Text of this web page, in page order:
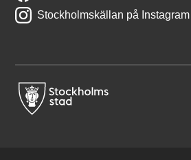
Stockholmskällan på Instagram